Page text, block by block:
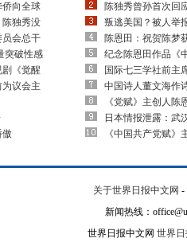
侨向全球
陈独秀没
员会总干
突破性感
《觉醒
议会主
傲
陈独秀曾孙首次回
叛逃美国？被人举
陈恩田：祝贺陈梦
纪念陈恩田作品《
国际七三学社前主
中国诗人董文海作
《党赋》主创人
日本情报泄露：武
《中国共产党赋》
关于世界日报中文网 -
新闻热线：
世界日报中文网 世界